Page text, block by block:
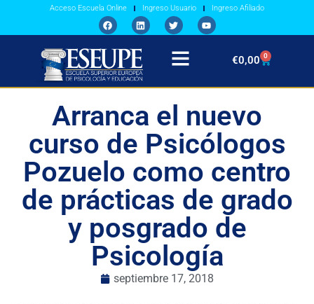
Acceso Escuela Online Ingreso Usuario Ingreso Afiliado
€0,00 0
Arranca el nuevo
curso de Psicólogos
Pozuelo como centro
de prácticas de grado
y posgrado de
Psicología
septiembre 17, 2018